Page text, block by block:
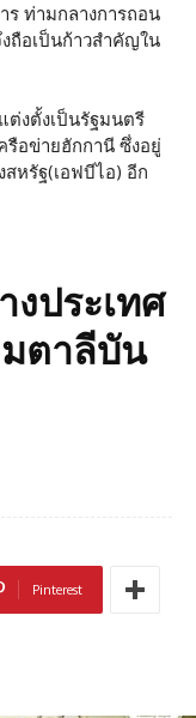
ท่ามกลางการถอน
ถือเป็นก้าวสำคัญใน
งตั้งเป็นรัฐมนตรี
รือข่ายฮักกานี ซึ่งอยู่
หรัฐ(เอฟบีไอ) อีก
งประเทศ
ตาลีบัน
Pinterest